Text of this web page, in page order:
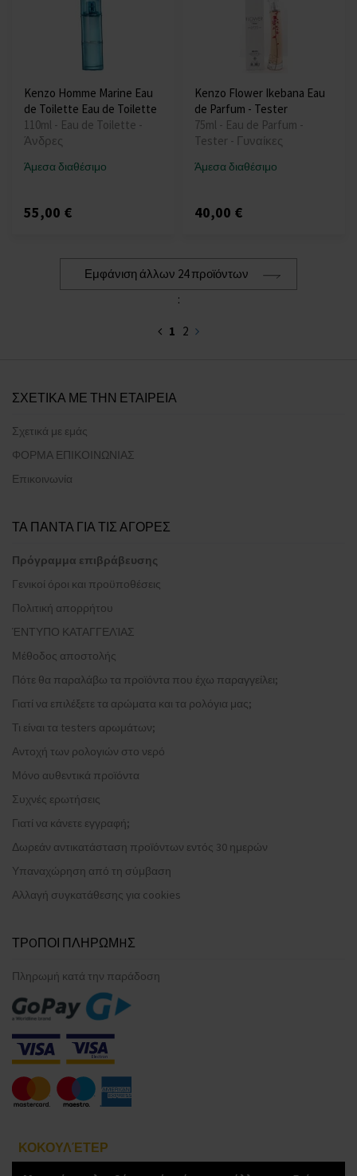
Kenzo Homme Marine Eau
de Toilette Eau de Toilette
110ml - Eau de Toilette -
Άνδρες
Άμεσα διαθέσιμο
55,00 €
Kenzo Flower Ikebana Eau
de Parfum - Tester
75ml - Eau de Parfum -
Tester - Γυναίκες
Άμεσα διαθέσιμο
40,00 €
Εμφάνιση άλλων 24 προϊόντων
:
1 2
ΣΧΕΤΙΚΑ ΜΕ ΤΗΝ ΕΤΑΙΡΕΙΑ
Σχετικά με εμάς
ΦΟΡΜΑ ΕΠΙΚΟΙΝΩΝΙΑΣ
Επικοινωνία
ΤΑ ΠΑΝΤΑ ΓΙΑ ΤΙΣ ΑΓΟΡΕΣ
Πρόγραμμα επιβράβευσης
Γενικοί όροι και προϋποθέσεις
Πολιτική απορρήτου
ΈΝΤΥΠΟ ΚΑΤΑΓΓΕΛΊΑΣ
Μέθοδος αποστολής
Πότε θα παραλάβω τα προϊόντα που έχω παραγγείλει;
Γιατί να επιλέξετε τα αρώματα και τα ρολόγια μας;
Τι είναι τα testers αρωμάτων;
Αντοχή των ρολογιών στο νερό
Μόνο αυθεντικά προϊόντα
Συχνές ερωτήσεις
Γιατί να κάνετε εγγραφή;
Δωρεάν αντικατάσταση προϊόντων εντός 30 ημερών
Υπαναχώρηση από τη σύμβαση
Αλλαγή συγκατάθεσης για cookies
ΤΡOΠΟΙ ΠΛΗΡΩΜHΣ
Πληρωμή κατά την παράδοση
ΚΟΚΟΥΛΈΤΕΡ